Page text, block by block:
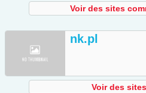
Voir des sites
nk.pl
Voir des